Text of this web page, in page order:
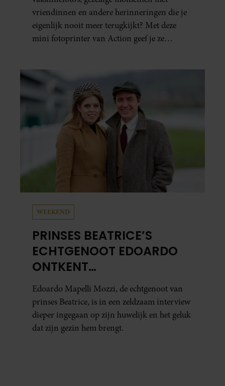
vriendinnen en andere herinneringen die je
eigenlijk nooit meer terugkijkt? Met deze
mini fotoprinter van Action geef je ze
al in handen.
WEEKEND
PRINSES BEATRICE’S
ECHTGENOOT EDOARDO
ONTKENT
HUWELIJKSPROBLEMEN
Edoardo Mapelli Mozzi, de echtgenoot van
prinses Beatrice, is in een zeldzaam interview
dieper ingegaan op zijn huwelijk en het geluk
dat zijn gezin hem brengt.